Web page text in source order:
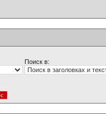
Поиск в: